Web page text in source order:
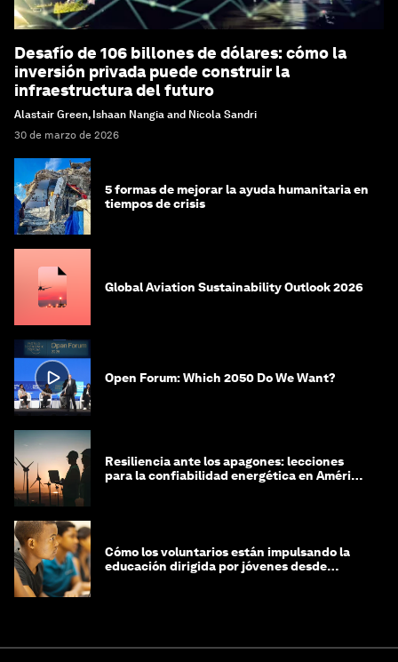
Desafío de 106 billones de dólares: cómo la
inversión privada puede construir la
infraestructura del futuro
Alastair Green, Ishaan Nangia and Nicola Sandri
30 de marzo de 2026
5 formas de mejorar la ayuda humanitaria en
tiempos de crisis
Global Aviation Sustainability Outlook 2026
Open Forum: Which 2050 Do We Want?
Resiliencia ante los apagones: lecciones
para la confiabilidad energética en América
Cómo los voluntarios están impulsando la
educación dirigida por jóvenes desde